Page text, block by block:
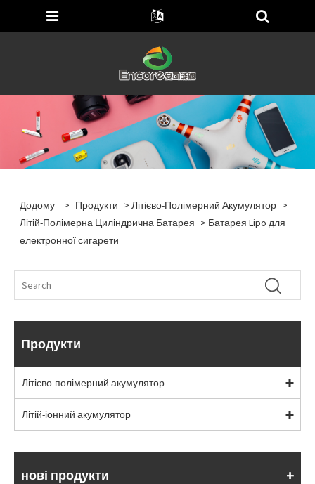
Додому > Продукти >Літієво-Полімерний Акумулятор >
Літій-Полімерна Циліндрична Батарея > Батарея Lipo для
електронної сигарети
Продукти
Літієво-полімерний акумулятор
Літій-іонний акумулятор
нові продукти